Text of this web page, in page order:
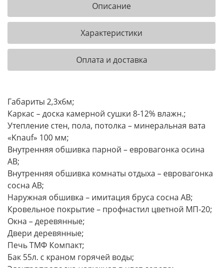
Описание
Характеристики
Оплата и доставка
Габариты 2,3х6м;
Каркас – доска камерной сушки 8-12% влажн.;
Утепление стен, пола, потолка – минеральная вата
«Knauf» 100 мм;
Внутренняя обшивка парной – евровагонка осина
АВ;
Внутренняя обшивка комнаты отдыха – евровагонка
сосна АВ;
Наружная обшивка – имитация бруса сосна АВ;
Кровельное покрытие – профнастил цветной МП-20;
Окна – деревянные;
Двери деревянные;
Печь ТМФ Компакт;
Бак 55л. с краном горячей воды;